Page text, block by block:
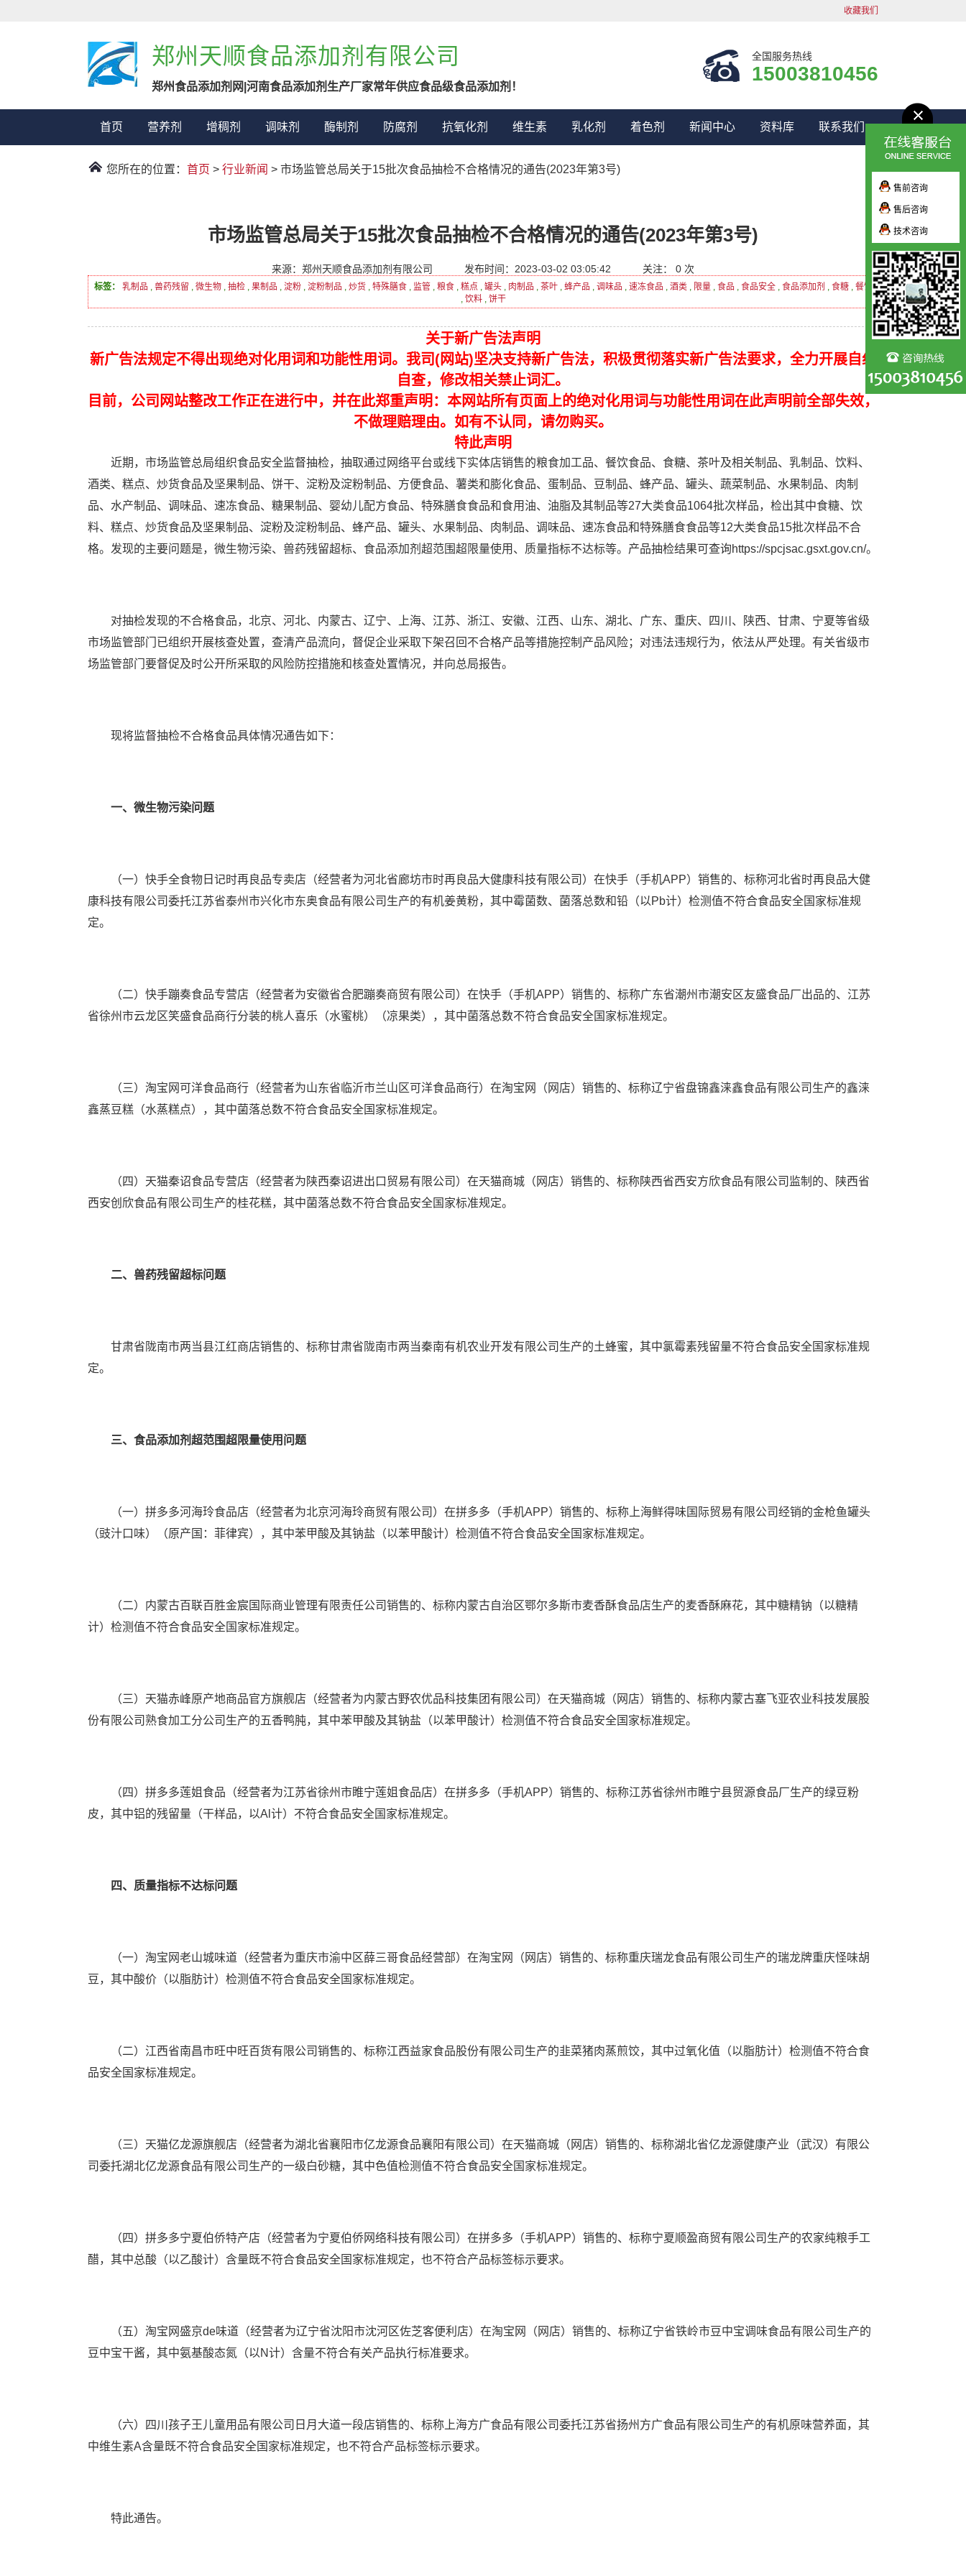
收藏我们
郑州天顺食品添加剂有限公司
郑州食品添加剂网|河南食品添加剂生产厂家常年供应食品级食品添加剂！
全国服务热线
15003810456
首页 营养剂 增稠剂 调味剂 酶制剂 防腐剂 抗氧化剂 维生素 乳化剂 着色剂 新闻中心 资料库 联系我们
您所在的位置： 首页 > 行业新闻 > 市场监管总局关于15批次食品抽检不合格情况的通告(2023年第3号)
市场监管总局关于15批次食品抽检不合格情况的通告(2023年第3号)
来源：郑州天顺食品添加剂有限公司 发布时间：2023-03-02 03:05:42 关注： 0 次
标签： 乳制品 , 兽药残留 , 微生物, 抽检, 果制品 , 淀粉, 淀粉制品 , 炒货, 特殊膳食, 监管 , 粮食, 糕点 , 罐头, 肉制品 , 茶叶, 蜂产品 , 调味品 , 速冻食品 , 酒类, 限量, 食品 , 食品安全, 食品添加剂 , 食糖, 餐饮
, 饮料, 饼干
关于新广告法声明
新广告法规定不得出现绝对化用词和功能性用词。我司(网站)坚决支持新广告法，积极贯彻落实新广告法要求，全力开展自纠
自查，修改相关禁止词汇。
目前，公司网站整改工作正在进行中，并在此郑重声明：本网站所有页面上的绝对化用词与功能性用词在此声明前全部失效，
不做理赔理由。如有不认同，请勿购买。
特此声明
近期，市场监管总局组织食品安全监督抽检，抽取通过网络平台或线下实体店销售的粮食加工品、餐饮食品、食糖、茶叶及相关制品、乳制品、饮料、
酒类、糕点、炒货食品及坚果制品、饼干、淀粉及淀粉制品、方便食品、薯类和膨化食品、蛋制品、豆制品、蜂产品、罐头、蔬菜制品、水果制品、肉制
品、水产制品、调味品、速冻食品、糖果制品、婴幼儿配方食品、特殊膳食食品和食用油、油脂及其制品等27大类食品1064批次样品，检出其中食糖、饮
料、糕点、炒货食品及坚果制品、淀粉及淀粉制品、蜂产品、罐头、水果制品、肉制品、调味品、速冻食品和特殊膳食食品等12大类食品15批次样品不合
格。发现的主要问题是，微生物污染、兽药残留超标、食品添加剂超范围超限量使用、质量指标不达标等。产品抽检结果可查询https://spcjsac.gsxt.gov.cn/。
对抽检发现的不合格食品，北京、河北、内蒙古、辽宁、上海、江苏、浙江、安徽、江西、山东、湖北、广东、重庆、四川、陕西、甘肃、宁夏等省级
市场监管部门已组织开展核查处置，查清产品流向，督促企业采取下架召回不合格产品等措施控制产品风险；对违法违规行为，依法从严处理。有关省级市
场监管部门要督促及时公开所采取的风险防控措施和核查处置情况，并向总局报告。
现将监督抽检不合格食品具体情况通告如下：
一、微生物污染问题
（一）快手全食物日记时再良品专卖店（经营者为河北省廊坊市时再良品大健康科技有限公司）在快手（手机APP）销售的、标称河北省时再良品大健
康科技有限公司委托江苏省泰州市兴化市东奥食品有限公司生产的有机姜黄粉，其中霉菌数、菌落总数和铅（以Pb计）检测值不符合食品安全国家标准规
定。
（二）快手蹦奏食品专营店（经营者为安徽省合肥蹦奏商贸有限公司）在快手（手机APP）销售的、标称广东省潮州市潮安区友盛食品厂出品的、江苏
省徐州市云龙区笑盛食品商行分装的桃人喜乐（水蜜桃）（凉果类），其中菌落总数不符合食品安全国家标准规定。
（三）淘宝网可洋食品商行（经营者为山东省临沂市兰山区可洋食品商行）在淘宝网（网店）销售的、标称辽宁省盘锦鑫涞鑫食品有限公司生产的鑫涞
鑫蒸豆糕（水蒸糕点），其中菌落总数不符合食品安全国家标准规定。
（四）天猫秦诏食品专营店（经营者为陕西秦诏进出口贸易有限公司）在天猫商城（网店）销售的、标称陕西省西安方欣食品有限公司监制的、陕西省
西安创欣食品有限公司生产的桂花糕，其中菌落总数不符合食品安全国家标准规定。
二、兽药残留超标问题
甘肃省陇南市两当县江红商店销售的、标称甘肃省陇南市两当秦南有机农业开发有限公司生产的土蜂蜜，其中氯霉素残留量不符合食品安全国家标准规
定。
三、食品添加剂超范围超限量使用问题
（一）拼多多河海玲食品店（经营者为北京河海玲商贸有限公司）在拼多多（手机APP）销售的、标称上海鲜得味国际贸易有限公司经销的金枪鱼罐头
（豉汁口味）（原产国：菲律宾），其中苯甲酸及其钠盐（以苯甲酸计）检测值不符合食品安全国家标准规定。
（二）内蒙古百联百胜金宸国际商业管理有限责任公司销售的、标称内蒙古自治区鄂尔多斯市麦香酥食品店生产的麦香酥麻花，其中糖精钠（以糖精
计）检测值不符合食品安全国家标准规定。
（三）天猫赤峰原产地商品官方旗舰店（经营者为内蒙古野农优品科技集团有限公司）在天猫商城（网店）销售的、标称内蒙古塞飞亚农业科技发展股
份有限公司熟食加工分公司生产的五香鸭肫，其中苯甲酸及其钠盐（以苯甲酸计）检测值不符合食品安全国家标准规定。
（四）拼多多莲姐食品（经营者为江苏省徐州市睢宁莲姐食品店）在拼多多（手机APP）销售的、标称江苏省徐州市睢宁县贸源食品厂生产的绿豆粉
皮，其中铝的残留量（干样品，以Al计）不符合食品安全国家标准规定。
四、质量指标不达标问题
（一）淘宝网老山城味道（经营者为重庆市渝中区薛三哥食品经营部）在淘宝网（网店）销售的、标称重庆瑞龙食品有限公司生产的瑞龙牌重庆怪味胡
豆，其中酸价（以脂肪计）检测值不符合食品安全国家标准规定。
（二）江西省南昌市旺中旺百货有限公司销售的、标称江西益家食品股份有限公司生产的韭菜猪肉蒸煎饺，其中过氧化值（以脂肪计）检测值不符合食
品安全国家标准规定。
（三）天猫亿龙源旗舰店（经营者为湖北省襄阳市亿龙源食品襄阳有限公司）在天猫商城（网店）销售的、标称湖北省亿龙源健康产业（武汉）有限公
司委托湖北亿龙源食品有限公司生产的一级白砂糖，其中色值检测值不符合食品安全国家标准规定。
（四）拼多多宁夏伯侨特产店（经营者为宁夏伯侨网络科技有限公司）在拼多多（手机APP）销售的、标称宁夏顺盈商贸有限公司生产的农家纯粮手工
醋，其中总酸（以乙酸计）含量既不符合食品安全国家标准规定，也不符合产品标签标示要求。
（五）淘宝网盛京de味道（经营者为辽宁省沈阳市沈河区佐芝客便利店）在淘宝网（网店）销售的、标称辽宁省铁岭市豆中宝调味食品有限公司生产的
豆中宝干酱，其中氨基酸态氮（以N计）含量不符合有关产品执行标准要求。
（六）四川孩子王儿童用品有限公司日月大道一段店销售的、标称上海方广食品有限公司委托江苏省扬州方广食品有限公司生产的有机原味营养面，其
中维生素A含量既不符合食品安全国家标准规定，也不符合产品标签标示要求。
特此通告。
售前咨询
售后咨询
技术咨询